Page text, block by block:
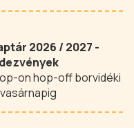
2026 / 2027 -
on hop-off borvidéki